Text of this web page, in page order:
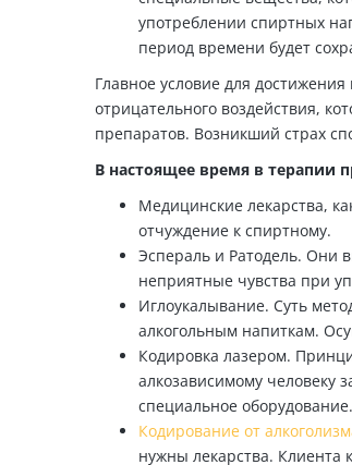
употреблении спиртных
период времени будет
Главное условие для
отрицательного воздействия,
препаратов. Возникший страх
В настоящее время в
Медицинские лекарства,
отчуждение к спиртному.
Эспераль и Ратодель. Они
неприятные чувства при
Иглоукалывание. Суть
алкогольным напиткам.
Кодировка лазером.
алкозависимому человеку
специальное оборудование.
Кодирование от
нужны лекарства. Клиента